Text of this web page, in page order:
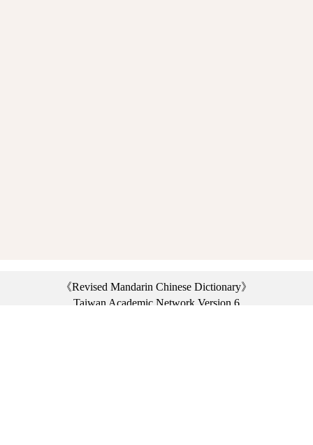
《Revised Mandarin Chinese Dictionary》
Taiwan Academic Network Version 6